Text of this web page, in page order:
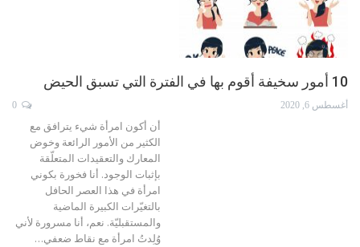
10 أمور سخيفة أقوم بها في الفترة التي تسبق الحيض
أغسطس 6, 2020
أن أكون امرأة شيء يترافق مع
الكثير من الأمور الرائعة وخوض
المعارك والتعقيدات المتعلّقة
بإثبات الوجود. أنا فخورة بكوني
امرأة في هذا العصر الحافل
بالتغيّرات الكبيرة الماضية
والمستقبليّة. نعم، أنا مسرورة لأني
وُلِدتُ امرأة مع نقاط ضعفي…